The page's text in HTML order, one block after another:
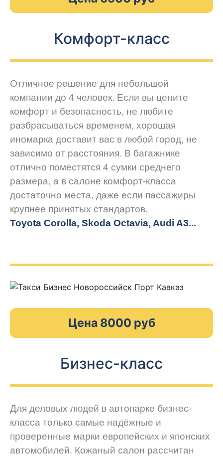
Комфорт-класс
Отличное решение для небольшой
компании до 4 человек. Если вы цените
комфорт и безопасность, не любите
разбрасываться временем, хорошая
иномарка доставит вас в любой город, не
зависимо от расстояния. В багажнике
отлично поместятся 4 сумки среднего
размера, а в салоне комфорт-класса
достаточно места, даже если пассажиры
крупнее принятых стандартов.
Toyota Corolla, Skoda Octavia, Audi A3...
Цена 8000 руб
Бизнес-класс
Для деловых людей в автопарке бизнес-
класса только самые надёжные и
проверенные марки европейских и японских
автомобилей. Кожаный салон рассчитан